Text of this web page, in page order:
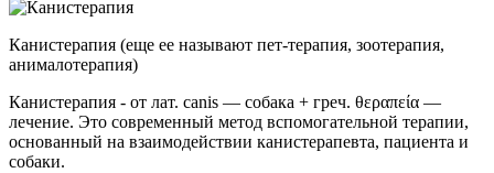
Канистерапия (еще ее называют пет-терапия, зоотерапия,
анималотерапия)
Канистерапия - от лат. сanis — собака + греч. θεραπεία —
лечение. Это современный метод вспомогательной терапии,
основанный на взаимодействии канистерапевта, пациента и
собаки.